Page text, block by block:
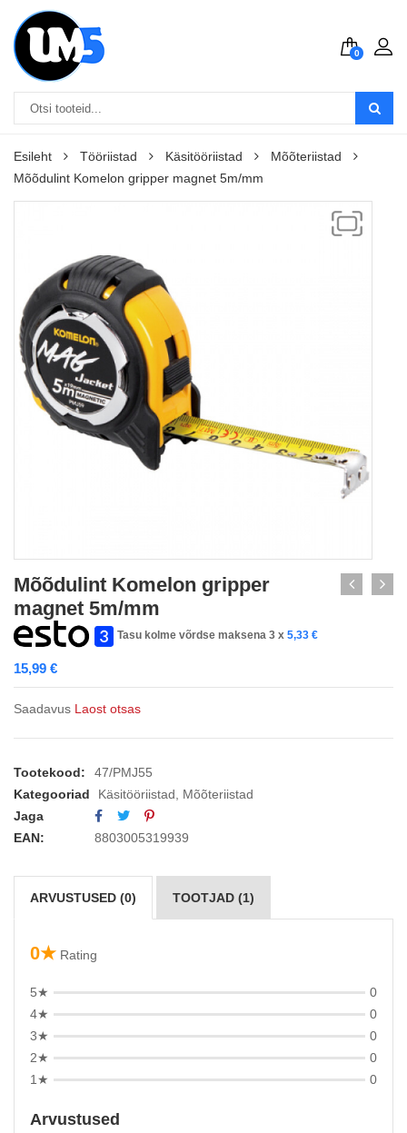
0
Esileht Tööriistad Käsitööriistad
Mõõteriistad
Mõõdulint Komelon gripper magnet 5m/mm
Mõõdulint Komelon gripper
magnet 5m/mm
Tasu kolme võrdse maksena 3 x 5,33 €
15,99 €
Saadavus Laost otsas
Tootekood:
47/PMJ55
Kategooriad
Käsitööriistad
Mõõteriistad
Jaga
EAN:
8803005319939
ARVUSTUSED (0) TOOTJAD (1)
0★ Rating
5★
0
4★
0
3★
0
2★
0
1★
0
Arvustused